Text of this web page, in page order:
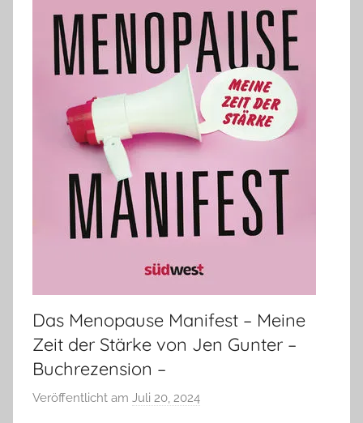
Das Menopause Manifest – Meine
Zeit der Stärke von Jen Gunter –
Buchrezension –
Veröffentlicht am Juli 20, 2024